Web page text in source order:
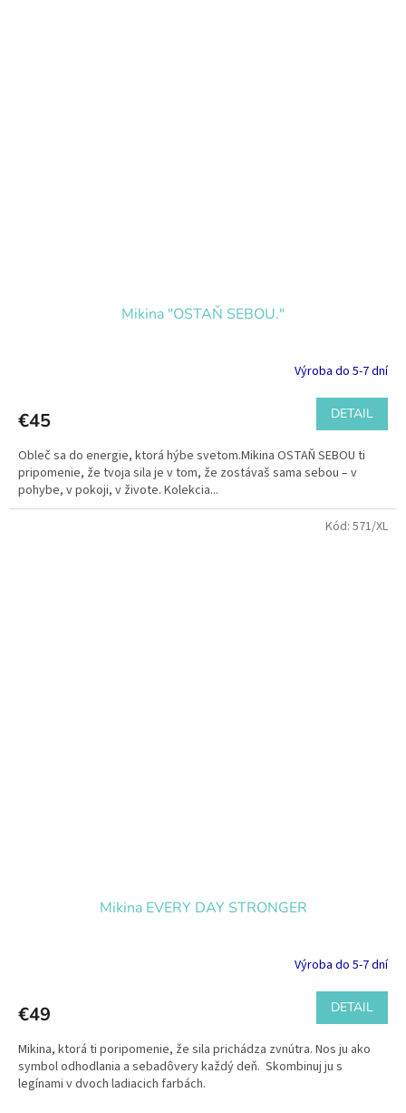
Mikina "OSTAŇ SEBOU."
Výroba do 5-7 dní
€45 DETAIL
Obleč sa do energie, ktorá hýbe svetom.Mikina OSTAŇ SEBOU ti
pripomenie, že tvoja sila je v tom, že zostávaš sama sebou – v
pohybe, v pokoji, v živote. Kolekcia...
Mikina EVERY DAY STRONGER
Výroba do 5-7 dní
€49 DETAIL
Mikina, ktorá ti poripomenie, že sila prichádza zvnútra. Nos ju ako
symbol odhodlania a sebadôvery každý deň. Skombinuj ju s
legínami v dvoch ladiacich farbách.
Kód: 571/XL